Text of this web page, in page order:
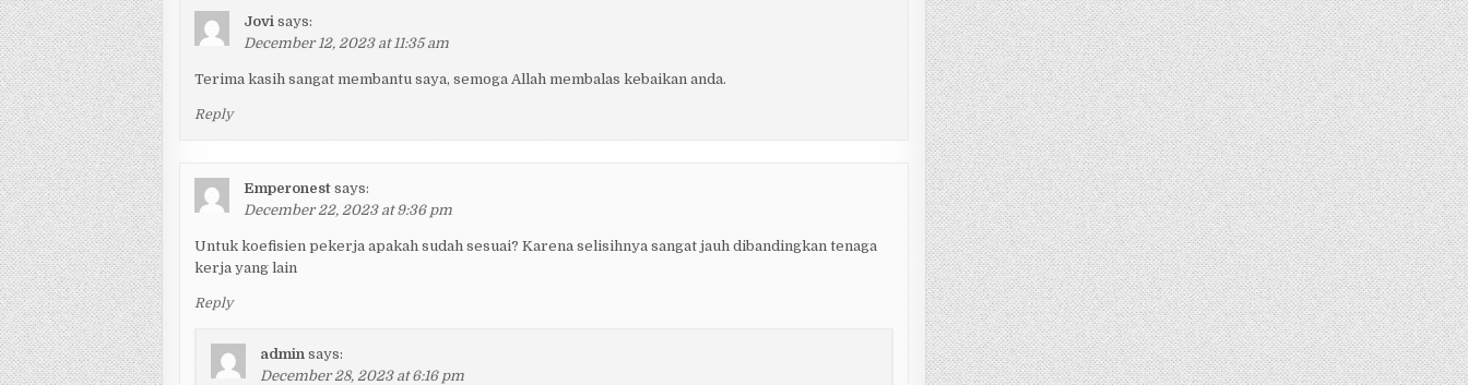
Jovi says:
December 12, 2023 at 11:35 am
Terima kasih sangat membantu saya, semoga Allah membalas kebaikan anda.
Reply
Emperonest says:
December 22, 2023 at 9:36 pm
Untuk koefisien pekerja apakah sudah sesuai? Karena selisihnya sangat jauh dibandingkan tenaga
kerja yang lain
Reply
admin says:
December 28, 2023 at 6:16 pm